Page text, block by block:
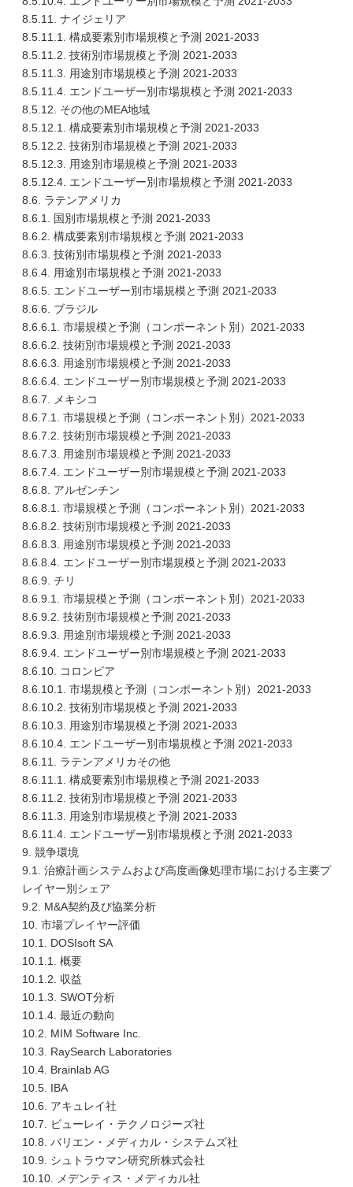
8.5.11. ナイジェリア
8.5.11.1. 構成要素別市場規模と予測 2021-2033
8.5.11.2. 技術別市場規模と予測 2021-2033
8.5.11.3. 用途別市場規模と予測 2021-2033
8.5.11.4. エンドユーザー別市場規模と予測 2021-2033
8.5.12. その他のMEA地域
8.5.12.1. 構成要素別市場規模と予測 2021-2033
8.5.12.2. 技術別市場規模と予測 2021-2033
8.5.12.3. 用途別市場規模と予測 2021-2033
8.5.12.4. エンドユーザー別市場規模と予測 2021-2033
8.6. ラテンアメリカ
8.6.1. 国別市場規模と予測 2021-2033
8.6.2. 構成要素別市場規模と予測 2021-2033
8.6.3. 技術別市場規模と予測 2021-2033
8.6.4. 用途別市場規模と予測 2021-2033
8.6.5. エンドユーザー別市場規模と予測 2021-2033
8.6.6. ブラジル
8.6.6.1. 市場規模と予測（コンポーネント別）2021-2033
8.6.6.2. 技術別市場規模と予測 2021-2033
8.6.6.3. 用途別市場規模と予測 2021-2033
8.6.6.4. エンドユーザー別市場規模と予測 2021-2033
8.6.7. メキシコ
8.6.7.1. 市場規模と予測（コンポーネント別）2021-2033
8.6.7.2. 技術別市場規模と予測 2021-2033
8.6.7.3. 用途別市場規模と予測 2021-2033
8.6.7.4. エンドユーザー別市場規模と予測 2021-2033
8.6.8. アルゼンチン
8.6.8.1. 市場規模と予測（コンポーネント別）2021-2033
8.6.8.2. 技術別市場規模と予測 2021-2033
8.6.8.3. 用途別市場規模と予測 2021-2033
8.6.8.4. エンドユーザー別市場規模と予測 2021-2033
8.6.9. チリ
8.6.9.1. 市場規模と予測（コンポーネント別）2021-2033
8.6.9.2. 技術別市場規模と予測 2021-2033
8.6.9.3. 用途別市場規模と予測 2021-2033
8.6.9.4. エンドユーザー別市場規模と予測 2021-2033
8.6.10. コロンビア
8.6.10.1. 市場規模と予測（コンポーネント別）2021-2033
8.6.10.2. 技術別市場規模と予測 2021-2033
8.6.10.3. 用途別市場規模と予測 2021-2033
8.6.10.4. エンドユーザー別市場規模と予測 2021-2033
8.6.11. ラテンアメリカその他
8.6.11.1. 構成要素別市場規模と予測 2021-2033
8.6.11.2. 技術別市場規模と予測 2021-2033
8.6.11.3. 用途別市場規模と予測 2021-2033
8.6.11.4. エンドユーザー別市場規模と予測 2021-2033
9. 競争環境
9.1. 治療計画システムおよび高度画像処理市場における主要プ
レイヤー別シェア
9.2. M&A契約及び協業分析
10. 市場プレイヤー評価
10.1. DOSIsoft SA
10.1.1. 概要
10.1.2. 収益
10.1.3. SWOT分析
10.1.4. 最近の動向
10.2. MIM Software Inc.
10.3. RaySearch Laboratories
10.4. Brainlab AG
10.5. IBA
10.6. アキュレイ社
10.7. ビューレイ・テクノロジーズ社
10.8. バリエン・メディカル・システムズ社
10.9. シュトラウマン研究所株式会社
10.10. メデンティス・メディカル社